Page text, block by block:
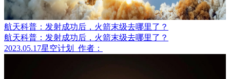
航天科普：发射成功后，火箭末级去哪里了？
航天科普：发射成功后，火箭末级去哪里了？
2023.05.17星空计划 作者：